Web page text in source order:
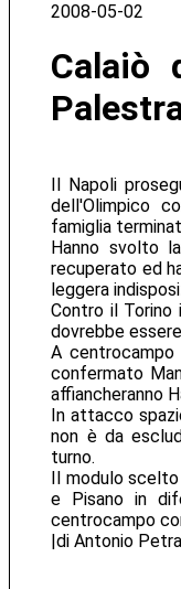
2008-05-02
Calaiò
Il Napoli
dell'Olimpico
famiglia
Hanno svolto
recuperato ed
leggera
Contro il Torino
dovrebbe
A centrocampo
confermato
affiancheranno
In attacco
non è da
turno.
Il modulo scelto
e Pisano in
centrocampo
|di Antonio